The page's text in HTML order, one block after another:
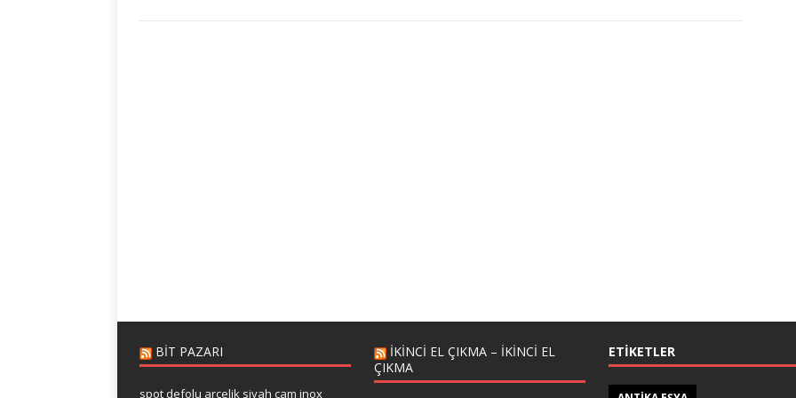
BIT PAZARI
spot defolu arçelik siyah cam inox
IKINCI EL ÇIKMA – IKINCI EL
ÇIKMA
ETIKETLER